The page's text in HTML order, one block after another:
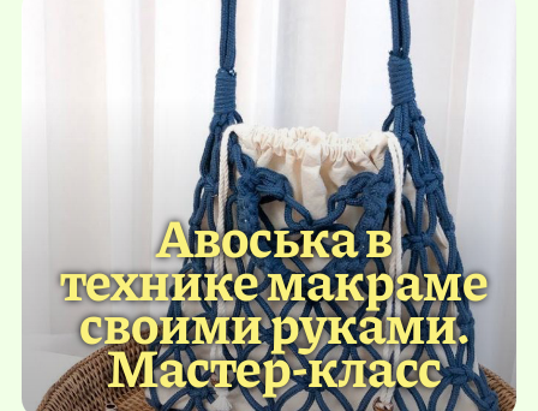
Авоська в
технике макраме
своими руками.
Мастер-класс